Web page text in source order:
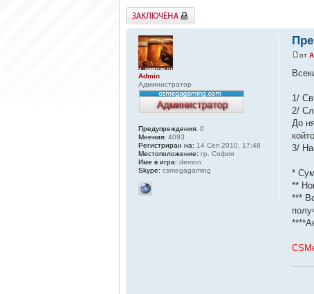
Заключена
от
1/
2/
До
3/
*
**
***
Admin
Администратор
Предупреждения: 0
Мнения: 4093
Регистриран на: 14 Сеп 2010, 17:48
Местоположение: гр. София
Име в игра: demon
Skype: csmegagaming